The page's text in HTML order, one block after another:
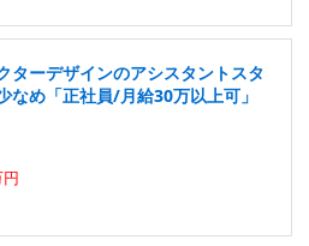
ターデザインのアシスタントスタ
なめ「正社員/月給30万以上可」